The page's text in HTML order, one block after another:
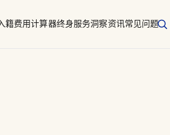
籍费用计算器终身服务洞察资讯常见问题